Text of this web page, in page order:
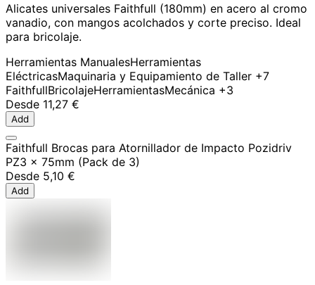
Alicates universales Faithfull (180mm) en acero al cromo
vanadio, con mangos acolchados y corte preciso. Ideal
para bricolaje.
Herramientas ManualesHerramientas
EléctricasMaquinaria y Equipamiento de Taller +7
FaithfullBricolajeHerramientasMecánica +3
Desde 11,27 €
Add
Faithfull Brocas para Atornillador de Impacto Pozidriv
PZ3 x 75mm (Pack de 3)
Desde 5,10 €
Add